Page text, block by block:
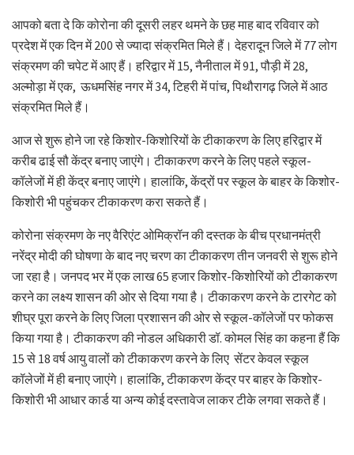
आपको बता दे कि कोरोना की दूसरी लहर थमने के छह माह बाद रविवार को
प्रदेश में एक दिन में 200 से ज्यादा संक्रमित मिले हैं। देहरादून जिले में 77 लोग
संक्रमण की चपेट में आए हैं। हरिद्वार में 15, नैनीताल में 91, पौड़ी में 28,
अल्मोड़ा में एक, ऊधमसिंह नगर में 34, टिहरी में पांच, पिथौरागढ़ जिले में आठ
संक्रमित मिले हैं।
आज से शुरू होने जा रहे किशोर-किशोरियों के टीकाकरण के लिए हरिद्वार में
करीब ढाई सौ केंद्र बनाए जाएंगे। टीकाकरण करने के लिए पहले स्कूल-
कॉलेजों में ही केंद्र बनाए जाएंगे। हालांकि, केंद्रों पर स्कूल के बाहर के किशोर-
किशोरी भी पहुंचकर टीकाकरण करा सकते हैं।
कोरोना संक्रमण के नए वैरिएंट ओमिक्रॉन की दस्तक के बीच प्रधानमंत्री
नरेंद्र मोदी की घोषणा के बाद नए चरण का टीकाकरण तीन जनवरी से शुरू होने
जा रहा है। जनपद भर में एक लाख 65 हजार किशोर-किशोरियों को टीकाकरण
करने का लक्ष्य शासन की ओर से दिया गया है। टीकाकरण करने के टारगेट को
शीघ्र पूरा करने के लिए जिला प्रशासन की ओर से स्कूल-कॉलेजों पर फोकस
किया गया है। टीकाकरण की नोडल अधिकारी डॉ. कोमल सिंह का कहना हैं कि
15 से 18 वर्ष आयु वालों को टीकाकरण करने के लिए सेंटर केवल स्कूल
कॉलेजों में ही बनाए जाएंगे। हालांकि, टीकाकरण केंद्र पर बाहर के किशोर-
किशोरी भी आधार कार्ड या अन्य कोई दस्तावेज लाकर टीके लगवा सकते हैं।